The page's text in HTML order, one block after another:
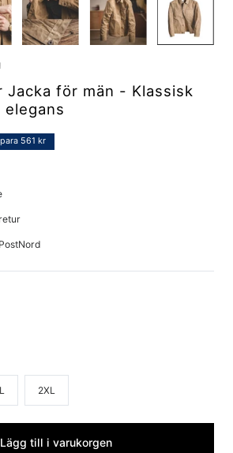
Jacka för män - Klassisk
561 kr
2XL
Lägg till i varukorgen